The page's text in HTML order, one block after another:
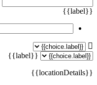
{{label}}
{{label}}
{{locationDetails}}